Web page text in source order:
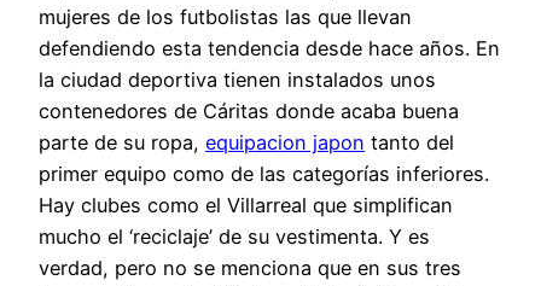
mujeres de los futbolistas las que llevan
defendiendo esta tendencia desde hace años. En
la ciudad deportiva tienen instalados unos
contenedores de Cáritas donde acaba buena
parte de su ropa, equipacion japon tanto del
primer equipo como de las categorías inferiores.
Hay clubes como el Villarreal que simplifican
mucho el ‘reciclaje’ de su vestimenta. Y es
verdad, pero no se menciona que en sus tres